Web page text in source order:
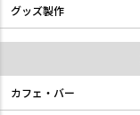
グッズ製作
カフェ・バー